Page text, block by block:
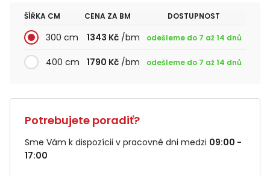
ŠÍŘKA CM CENA ZA BM DOSTUPNOST
300 cm 1343 Kč/bm odešleme do 7 až 14 dnů
400 cm 1790 Kč/bm odešleme do 7 až 14 dnů
Potrebujete poradiť?
Sme Vám k dispozícii v pracovné dni medzi 09:00 -
17:00